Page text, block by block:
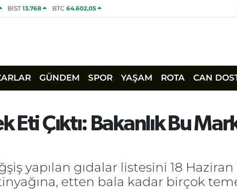
BİST13.768 BTC 64.602,05
GÜNDEM SPOR YAŞAM ROTA CAN
Eti Çıktı: Bakanlık Bu
yapılan gıdalar listesini 18 Haziran
etten bala kadar birçok